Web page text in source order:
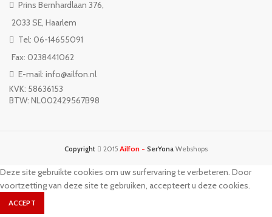
Prins Bernhardlaan 376,
2033 SE, Haarlem
Tel: 06-14655091
Fax: 0238441062
E-mail: info@ailfon.nl
KVK: 58636153
BTW: NL002429567B98
Copyright 2015 Ailfon - SerYona Webshops
Deze site gebruikte cookies om uw surfervaring te verbeteren. Door
voortzetting van deze site te gebruiken, accepteert u deze cookies.
ACCEPT